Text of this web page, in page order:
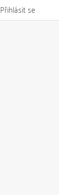
Přihlásit se